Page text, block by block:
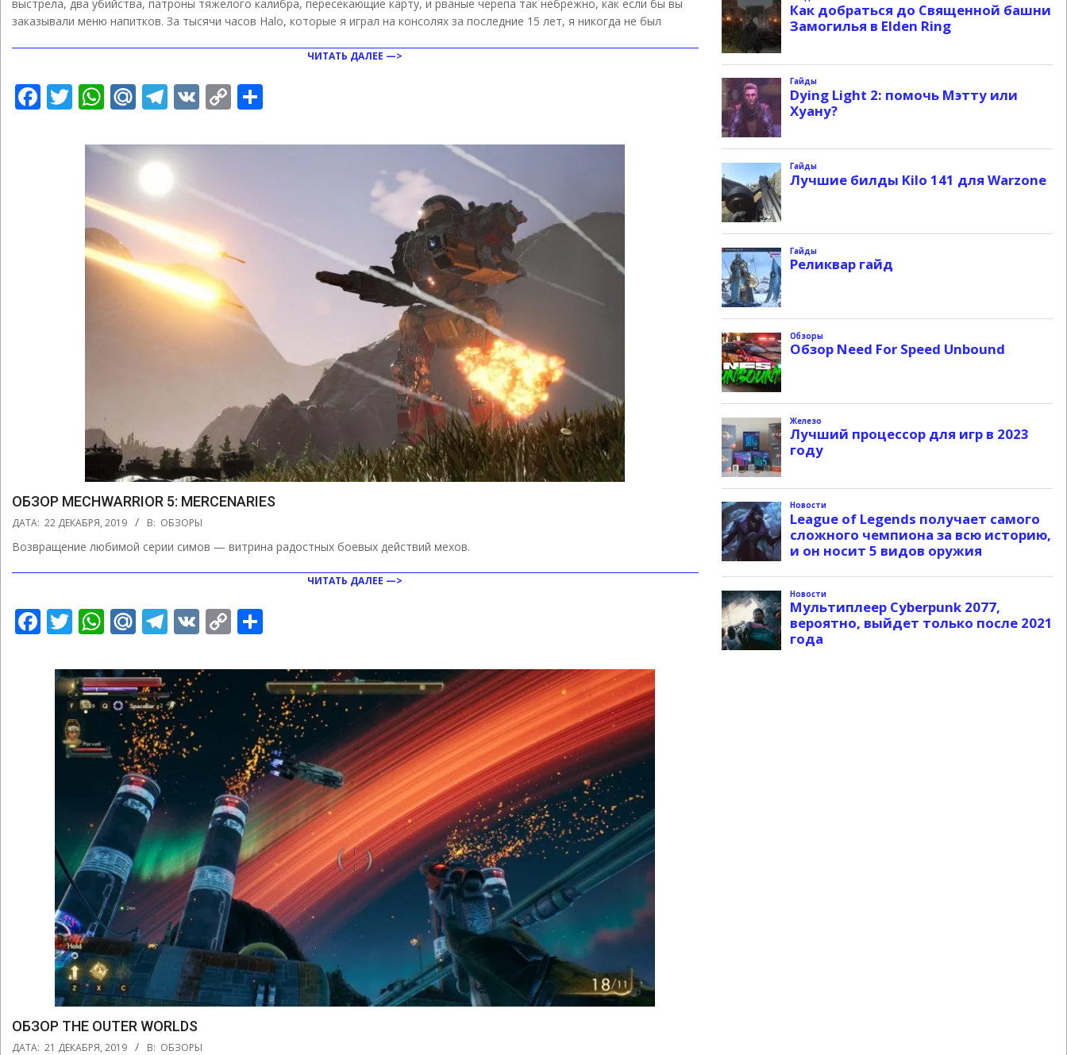
выстрела, два убийства, патроны тяжелого калибра, пересекающие карту, и рваные черепа так небрежно, как если бы вы
заказывали меню напитков. За тысячи часов Halo, которые я играл на консолях за последние 15 лет, я никогда не был
ЧИТАТЬ ДАЛЕЕ —>
Facebook
Twitter
WhatsApp
Mail.Ru
Telegram
VK Copy
ОБЗОР MECHWARRIOR 5: MERCENARIES
2019-
22
ДАТА: 22 ДЕКАБРЯ, 2019 В: ОБЗОРЫ
Возвращение любимой серии симов — витрина радостных боевых действий мехов.
ЧИТАТЬ ДАЛЕЕ —>
Facebook
Twitter
WhatsApp
Mail.Ru
Telegram
VK Copy
ОБЗОР THE OUTER WORLDS
2019-
ДАТА: 21 ДЕКАБРЯ, 2019 В: ОБЗОРЫ